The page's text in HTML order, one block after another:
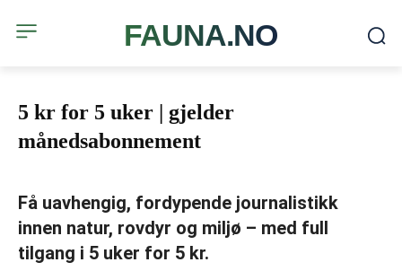
FAUNA.NO
5 kr for 5 uker | gjelder
månedsabonnement
Få uavhengig, fordypende journalistikk
innen natur, rovdyr og miljø – med full
tilgang i 5 uker for 5 kr.